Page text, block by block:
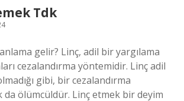
Tdk
gelir? Linç, adil bir yargılama
cezalandırma yöntemidir. Linç adil
gibi, bir cezalandırma
ölümcüldür. Linç etmek bir deyim